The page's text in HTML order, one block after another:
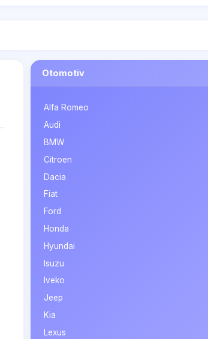
Otomotiv
Alfa Romeo
Audi
BMW
Citroen
Dacia
Fiat
Ford
Honda
Hyundai
Isuzu
Iveko
Jeep
Kia
Lexus